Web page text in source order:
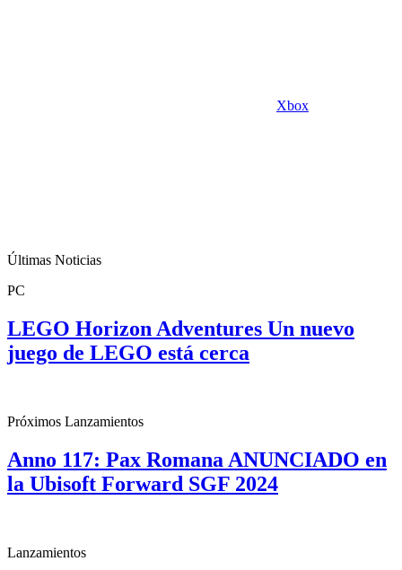
Xbox
Últimas Noticias
PC
LEGO Horizon Adventures Un nuevo
juego de LEGO está cerca
Próximos Lanzamientos
Anno 117: Pax Romana ANUNCIADO en
la Ubisoft Forward SGF 2024
Lanzamientos